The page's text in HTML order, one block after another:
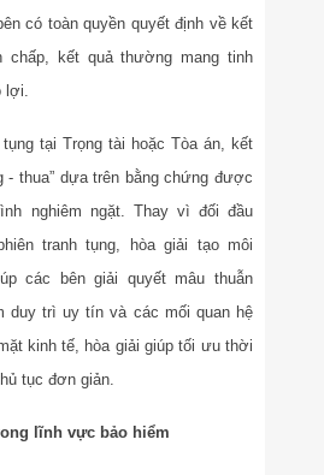
có toàn quyền quyết định về kết
chấp, kết quả thường mang tinh
lợi.
tại Trọng tài hoặc Tòa án, kết
- thua” dựa trên bằng chứng được
nghiêm ngặt. Thay vì đối đầu
tranh tụng, hòa giải tạo môi
các bên giải quyết mâu thuẫn
duy trì uy tín và các mối quan hệ
kinh tế, hòa giải giúp tối ưu thời
tục đơn giản.
lĩnh vực bảo hiểm